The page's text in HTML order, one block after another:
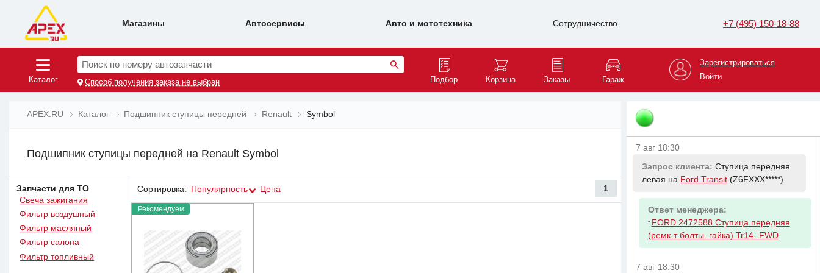
Магазины Автосервисы Авто и мототехника Сотрудничество +7 (495) 150-18-88
Каталог
Поиск по номеру автозапчасти
Способ получения заказа не выбран Подбор Корзина Заказы Гараж
Зарегистрироваться
Войти
APEX.RU Каталог Подшипник ступицы передней Renault Symbol
Подшипник ступицы передней на Renault Symbol
Запчасти для ТО
Свеча зажигания
Фильтр воздушный
Фильтр масляный
Фильтр салона
Фильтр топливный
Сортировка: Популярность Цена 1
Рекомендуем
Амортизатор
(XWEG34*****)
Ответ менеджера:
HYUNDAI/KIA 54651L2100
2.0Л
7 авг 18:30
Запрос клиента: Ступица передняя
левая на Ford Transit(Z6FXXX*****)
Ответ менеджера:
- FORD 2472588 Ступица передняя
(ремк-т болты. гайка) Tr14- FWD
7 авг 18:30